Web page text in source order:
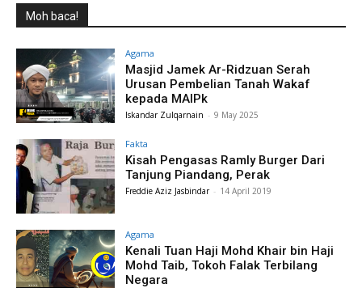
Moh baca!
Agama
Masjid Jamek Ar-Ridzuan Serah
Urusan Pembelian Tanah Wakaf
kepada MAIPk
Iskandar Zulqarnain - 9 May 2025
Fakta
Kisah Pengasas Ramly Burger Dari
Tanjung Piandang, Perak
Freddie Aziz Jasbindar - 14 April 2019
Agama
Kenali Tuan Haji Mohd Khair bin Haji
Mohd Taib, Tokoh Falak Terbilang
Negara